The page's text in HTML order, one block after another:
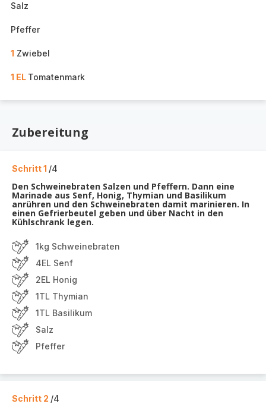
Salz
Pfeffer
1 Zwiebel
1 EL Tomatenmark
Zubereitung
Schritt 1 /4
Den Schweinebraten Salzen und Pfeffern. Dann eine
Marinade aus Senf, Honig, Thymian und Basilikum
anrühren und den Schweinebraten damit marinieren. In
einen Gefrierbeutel geben und über Nacht in den
Kühlschrank legen.
1kg Schweinebraten
4EL Senf
2EL Honig
1TL Thymian
1TL Basilikum
Salz
Pfeffer
Schritt 2 /4